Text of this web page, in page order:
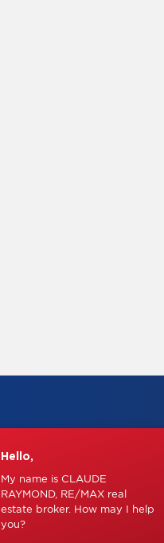
Hello,
My name is CLAUDE
RAYMOND, RE/MAX real
estate broker. How may I help
you?